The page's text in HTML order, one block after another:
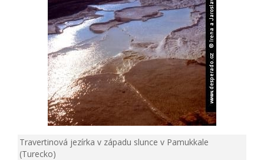
Travertinová jezírka v západu slunce v Pamukkale
(Turecko)